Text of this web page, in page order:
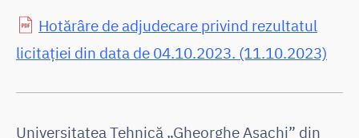
Hotărâre de adjudecare privind rezultatul
licitației din data de 04.10.2023. (11.10.2023)
Universitatea Tehnică „Gheorghe Asachi” din